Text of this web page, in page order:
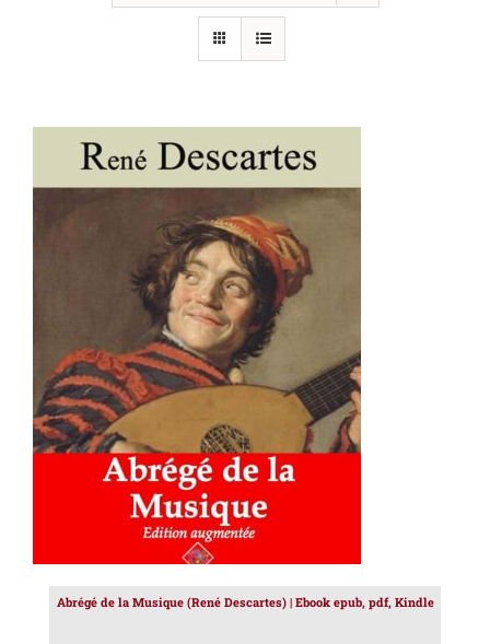
AJOUTER AU PANIER / DÉTAILS
Abrégé de la Musique (René Descartes) | Ebook epub, pdf, Kindle